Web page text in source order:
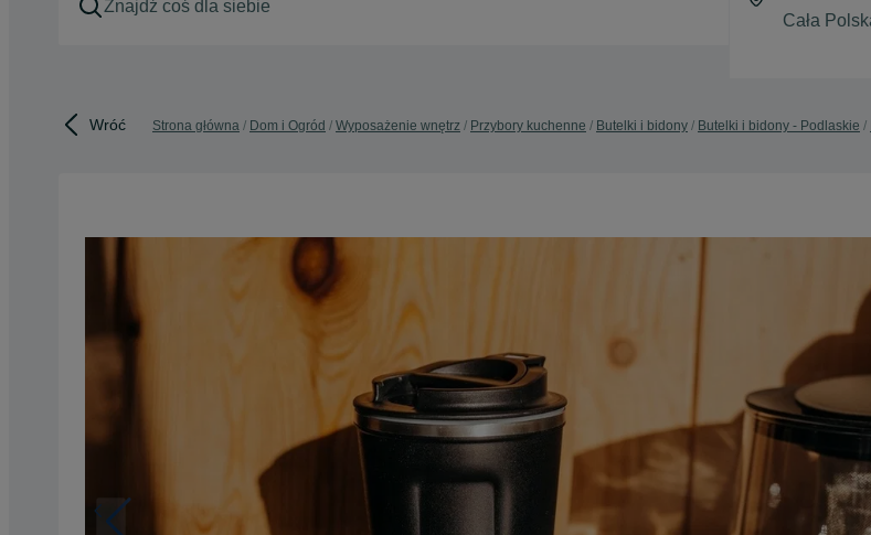
Wróć Strona główna Dom i Ogród Wyposażenie wnętrz Przybory kuchenne Butelki i bidony Butelki i bidony - Podlaskie